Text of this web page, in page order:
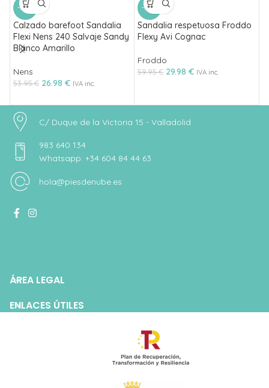
-50%
Calzado barefoot Sandalia
Flexi Nens 240 Salvaje Sandy
Blanco Amarillo
Nens
53.95€ 26.98 € IVA inc.
-50%
Sandalia respetuosa Froddo
Flexy Avi Cognac
Froddo
59.95€ 29.98 € IVA inc.
C/ Duque de la Victoria 15 - Valladolid
983 640 134
Whatsapp: +34 604 84 44 63
hola@piesdenube.es
ÁREA LEGAL
ENLACES ÚTILES